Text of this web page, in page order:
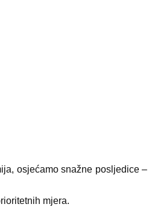
osjećamo snažne posljedice –
mjera.